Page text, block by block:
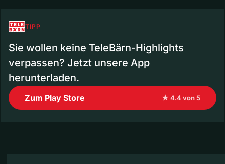
TIPP
Sie wollen keine TeleBärn-Highlights
verpassen? Jetzt unsere App
herunterladen.
Zum Play Store ★ 4.4 von 5